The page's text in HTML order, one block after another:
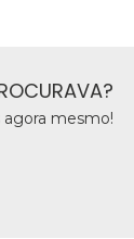
mesmo!